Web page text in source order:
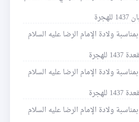
ولادة الإمام الرضا عليه السلام
ولادة الإمام الرضا عليه السلام
ولادة الإمام الرضا عليه السلام